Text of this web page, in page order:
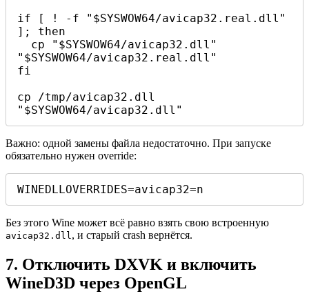
if [ ! -f "$SYSWOW64/avicap32.real.dll"
]; then
"$SYSWOW64/avicap32.real.dll"
fi
cp /tmp/avicap32.dll
"$SYSWOW64/avicap32.dll"
Важно: одной замены файла недостаточно. При запуске
обязательно нужен override:
WINEDLLOVERRIDES=avicap32=n
Без этого Wine может всё равно взять свою встроенную
avicap32.dll , и старый crash вернётся.
7. Отключить DXVK и включить
WineD3D через OpenGL